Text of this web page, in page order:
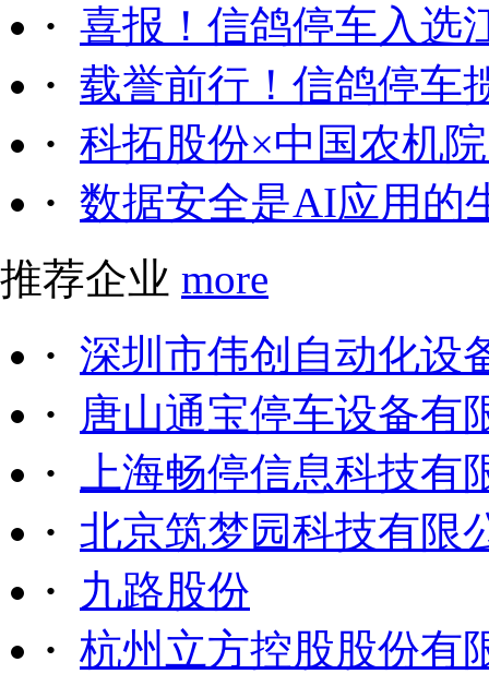
· 喜报！信鸽停车入选
· 载誉前行！信鸽停车
· 科拓股份×中国农机
· 数据安全是AI应用的
推荐企业 more
· 深圳市伟创自动化设
·
唐山通宝停车设备有
·
上海畅停信息科技有
· 北京筑梦园科技有限
·
九路股份
· 杭州立方控股股份有